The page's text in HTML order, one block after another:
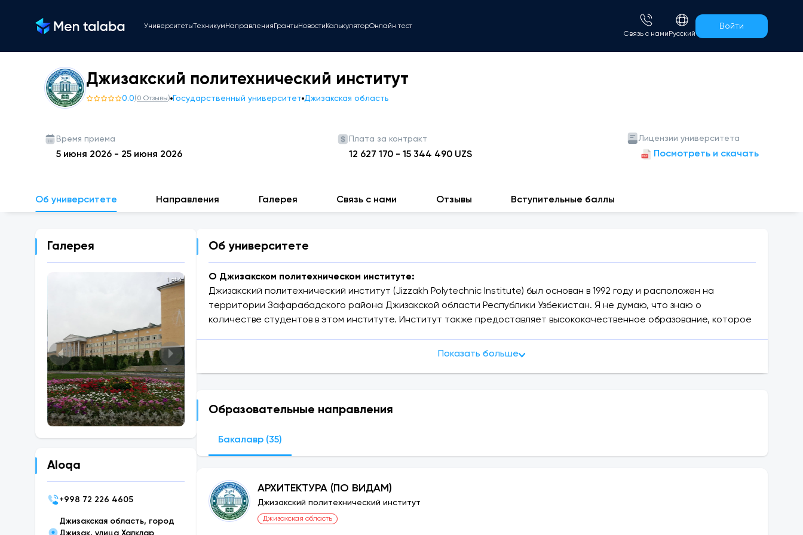
УниверситетыТехникум Направления Гранты Новости КалькуляторОнлайн тест
Связь с нами Русский
Войти
Джизакский политехнический институт
0.0(0 Отзывы) Государственный университет Джизакская область
Время приема
5 июня 2026 - 25 июня 2026
Плата за контракт
12 627 170 - 15 344 490 UZS
Лицензии университета
Посмотреть и скачать
Об университете Направления Галерея Связь с нами Отзывы Вступительные баллы
Галерея
1 of 4
Aloqa
+998 72 226 4605
Джизакская область, город
Джизак, улица Халклар
Об университете
О Джизакском политехническом институте:
Джизакский политехнический институт (Jizzakh Polytechnic Institute) был основан в 1992 году и расположен на
территории Зафарабадского района Джизакской области Республики Узбекистан. Я не думаю, что знаю о
количестве студентов в этом институте. Институт также предоставляет высококачественное образование, которое
обучения, проводимым иностранными опытными преподавателями.
Джизакский политехнический институт (Джиспи) вступительные баллы и квоты!
Международные партнеры и совместные программы:
австрийский университет Альпен – Адра, Гданьский технологический университет-Польша, Жилинский университет-
Словакия, гамбургский технический университет, Берлинский технический университет-Германия
Московский государственный строительный университет-по двум направлениям, Ивановский химико -
Показать больше
Образовательные направления
Бакалавр (35)
АРХИТЕКТУРА (ПО ВИДАМ)
Джизакский политехнический институт
Джизакская область